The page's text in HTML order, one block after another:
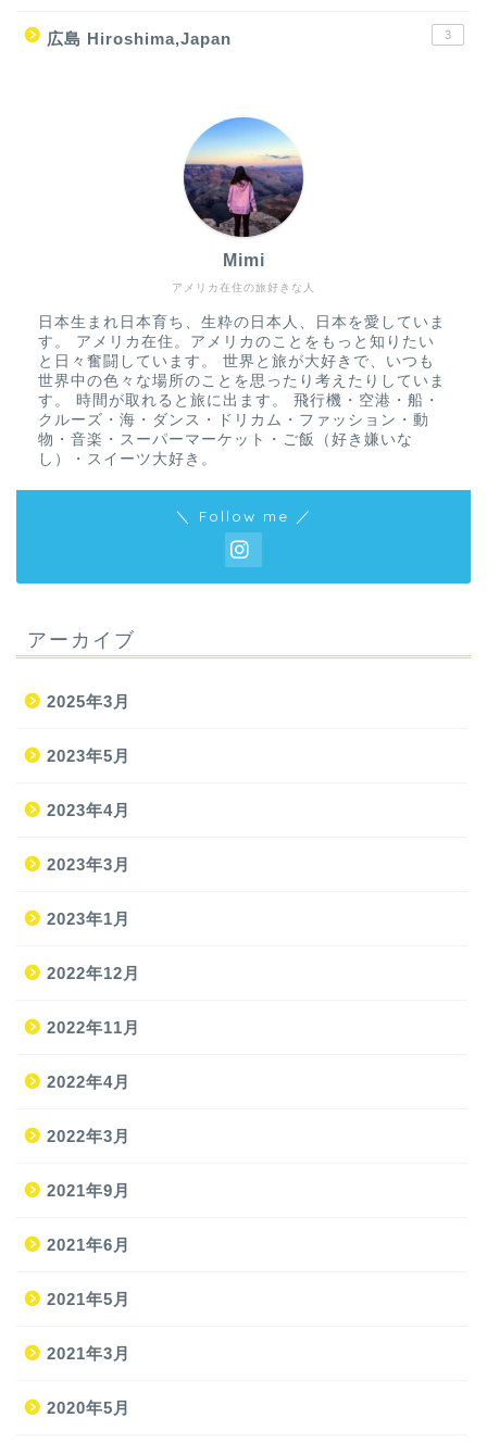
広島 Hiroshima,Japan 3
アメリカ在住の旅好きな人
Mimi
日本生まれ日本育ち、生粋の日本人、日本を愛していま
す。 アメリカ在住。アメリカのことをもっと知りたい
と日々奮闘しています。 世界と旅が大好きで、いつも
世界中の色々な場所のことを思ったり考えたりしていま
す。 時間が取れると旅に出ます。 飛行機・空港・船・
クルーズ・海・ダンス・ドリカム・ファッション・動
物・音楽・スーパーマーケット・ご飯（好き嫌いな
し）・スイーツ大好き。
＼ Follow me ／
アーカイブ
2025年3月
2023年5月
2023年4月
2023年3月
2023年1月
2022年12月
2022年11月
2022年4月
2022年3月
2021年9月
2021年6月
2021年5月
2021年3月
2020年5月